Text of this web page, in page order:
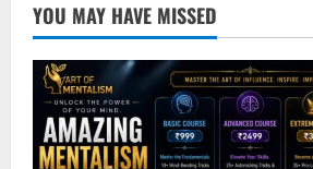
YOU MAY HAVE MISSED